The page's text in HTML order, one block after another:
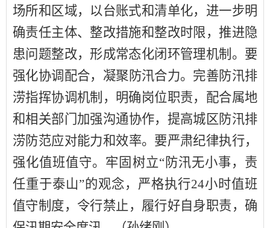
场所和区域，以台账式和清单化，进一步明
确责任主体、整改措施和整改时限，推进隐
患问题整改，形成常态化闭环管理机制。要
强化协调配合，凝聚防汛合力。完善防汛排
涝指挥协调机制，明确岗位职责，配合属地
和相关部门 加强沟通协作，提高城区防汛排
涝防范应对能力和效率。要严肃纪律执行，
强化值班值守。牢固树立“防汛无小事，责
任重于泰山”的观念，严格执行24小时值班
值守制度，令行禁止，履行好自身职责，确